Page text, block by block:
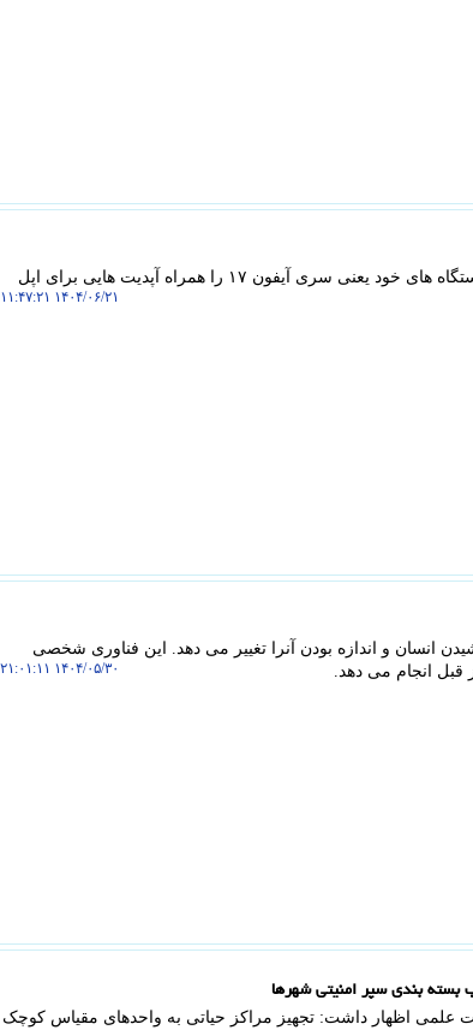
ما دیجیتال: اپل طی مراسمی تازه ترین دستگاه های خود یعنی سری آیفون ۱۷ را همراه آپدیت هایی برای اپل
۱۴۰۴/۰۶/۲۱ ۱۱:۴۷:۲۱
انسان و اندازه بودن آنرا تغییر می دهد. این فناوری شخصی
قبل انجام می دهد.
۱۴۰۴/۰۵/۳۰ ۲۱:۰۱:۱۱
بندی سپر امنیتی شهرها
علمی اظهار داشت: تجهیز مراکز حیاتی به واحدهای مقیاس کوچک